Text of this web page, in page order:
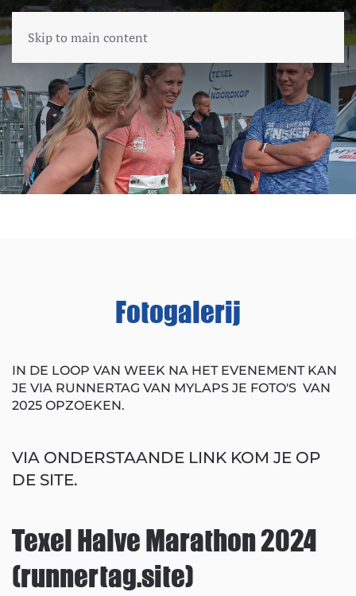
Skip to main content
Fotogalerij
IN DE LOOP VAN WEEK NA HET EVENEMENT KAN
JE VIA RUNNERTAG VAN MYLAPS JE FOTO'S VAN
2025 OPZOEKEN.
VIA ONDERSTAANDE LINK KOM JE OP
DE SITE.
Texel Halve Marathon 2024
(runnertag.site)